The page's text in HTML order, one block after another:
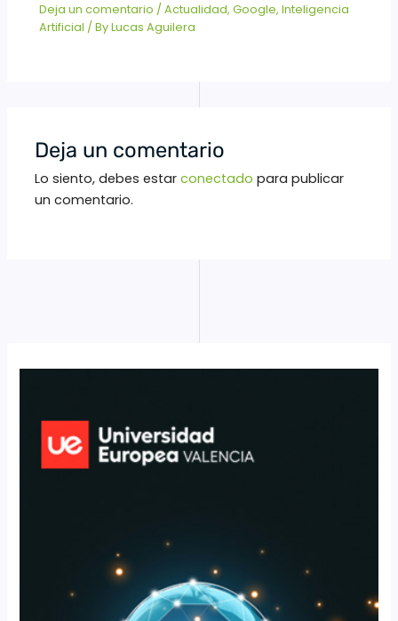
Deja un comentario /Actualidad,Google,Inteligencia
Artificial / ByLucas Aguilera
Deja un comentario
Lo siento, debes estarconectado para publicar
un comentario.